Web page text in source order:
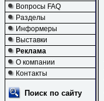
Вопросы FAQ
Разделы
Информеры
Выставки
Реклама
О компании
Контакты
Поиск по сайту